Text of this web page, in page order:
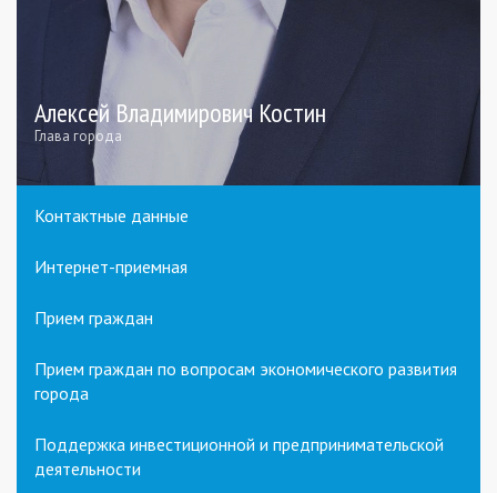
Алексей Владимирович Костин
Глава города
Контактные данные
Интернет-приемная
Прием граждан
Прием граждан по вопросам экономического развития
города
Поддержка инвестиционной и предпринимательской
деятельности